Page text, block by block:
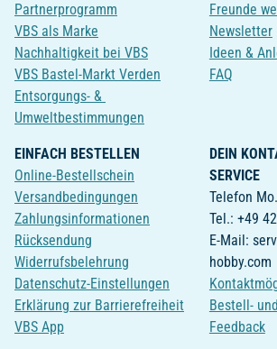
Partnerprogramm
VBS als Marke
Nachhaltigkeit bei VBS
VBS Bastel-Markt Verden
Entsorgungs- &
Umweltbestimmungen
Freunde
Newsletter
Ideen &
FAQ
EINFACH BESTELLEN
Online-Bestellschein
Versandbedingungen
Zahlungsinformationen
Rücksendung
Widerrufsbelehrung
Datenschutz-Einstellungen
Erklärung zur Barrierefreiheit
VBS App
DEIN
SERVICE
Telefon
Tel.: +49
E-Mail:
hobby.com
Bestell-
Feedback